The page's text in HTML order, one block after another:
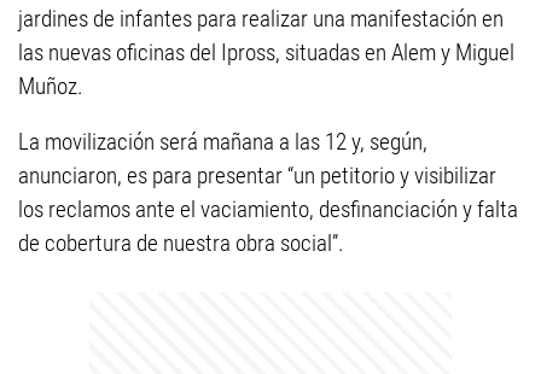
jardines de infantes para realizar una manifestación en
las nuevas oficinas del Ipross, situadas en Alem y Miguel
Muñoz.
La movilización será mañana a las 12 y, según,
anunciaron, es para presentar “un petitorio y visibilizar
los reclamos ante el vaciamiento, desfinanciación y falta
de cobertura de nuestra obra social”.